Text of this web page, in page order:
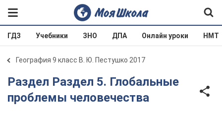
ГДЗ Учебники ЗНО ДПА Онлайн уроки НМТ
География 9 класс В. Ю. Пестушко 2017
Раздел Раздел 5. Глобальные
проблемы человечества